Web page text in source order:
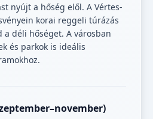
nyújt a hőség elől. A Vértes-
korai reggeli túrázás
déli hőséget. A városban
és parkok is ideális